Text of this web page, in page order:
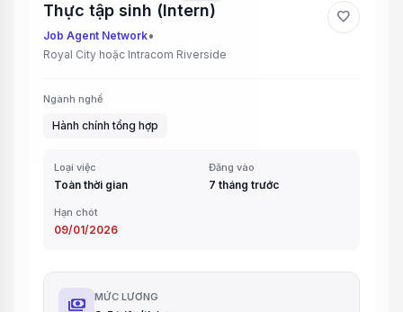
Thực tập sinh (Intern)
Job Agent Network•
Royal City hoặc Intracom Riverside
favorite
Ngành nghề
Hành chính tổng hợp
Loại việc
Toàn thời gian
Đăng vào
7 tháng trước
Hạn chót
09/01/2026
payments MỨC LƯƠNG